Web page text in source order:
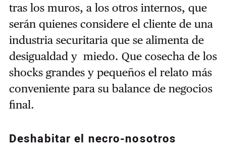
tras los muros, a los otros internos, que
serán quienes considere el cliente de una
industria securitaria que se alimenta de
desigualdad y miedo. Que cosecha de los
shocks grandes y pequeños el relato más
conveniente para su balance de negocios
final.
Deshabitar el necro-nosotros